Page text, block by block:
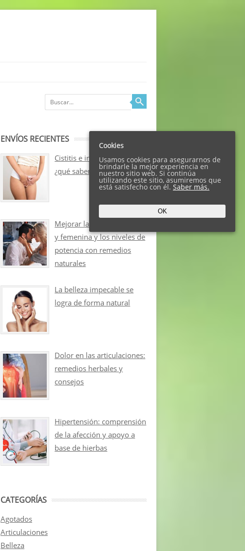
ENVÍOS RECIENTES
Cistitis e incontinencia:
¿qué sabemos sobre ellos?
Mejorar la libido masculina
y femenina y los niveles de
potencia con remedios
naturales
La belleza impecable se
logra de forma natural
Dolor en las articulaciones:
remedios herbales y
consejos
Hipertensión: comprensión
de la afección y apoyo a
base de hierbas
CATEGORÍAS
Agotados
Articulaciones
Belleza
Cookies
Usamos cookies para asegurarnos de
brindarle la mejor experiencia en
nuestro sitio web. Si continúa
utilizando este sitio, asumiremos que
está satisfecho con él. Saber más.
OK